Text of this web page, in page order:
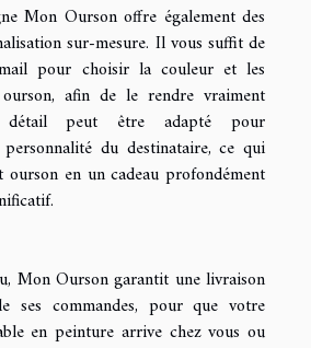
Mon Ourson offre également des
sur-mesure. Il vous suffit de
pour choisir la couleur et les
afin de le rendre vraiment
détail peut être adapté pour
du destinataire, ce qui
en un cadeau profondément
Mon Ourson garantit une livraison
ses commandes, pour que votre
en peinture arrive chez vous ou